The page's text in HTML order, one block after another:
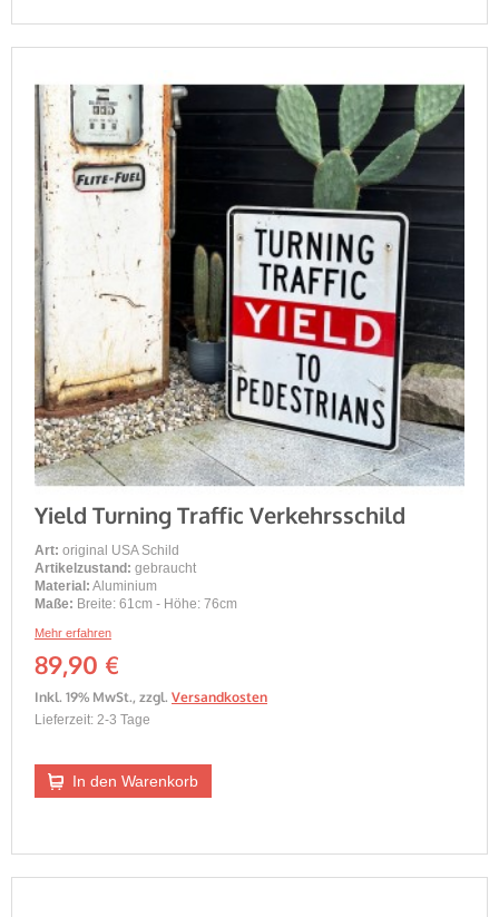
Yield Turning Traffic Verkehrsschild
Art: original USA Schild
Artikelzustand: gebraucht
Material: Aluminium
Maße: Breite: 61cm - Höhe: 76cm
Mehr erfahren
89,90 €
Inkl. 19% MwSt., zzgl. Versandkosten
Lieferzeit: 2-3 Tage
In den Warenkorb